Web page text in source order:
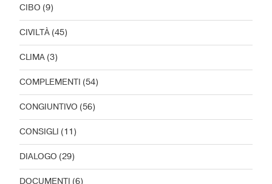
CIBO (9)
CIVILTÀ (45)
CLIMA (3)
COMPLEMENTI (54)
CONGIUNTIVO (56)
CONSIGLI (11)
DIALOGO (29)
DOCUMENTI (6)